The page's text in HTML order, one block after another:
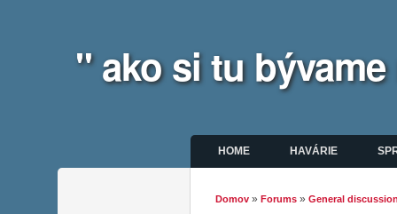
" ako si tu
Hlavné menu
HOME HAVÁRIE
Domov » Forums » General